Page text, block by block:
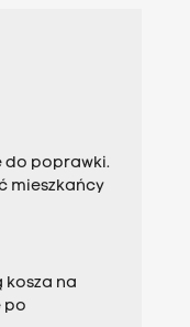
do poprawki.
mieszkańcy
kosza na
po